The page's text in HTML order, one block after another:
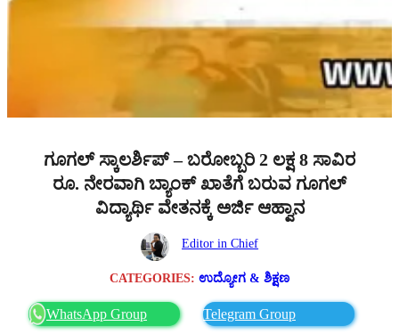
ಗೂಗಲ್ ಸ್ಕಾಲರ್ಶಿಪ್ – ಬರೋಬ್ಬರಿ 2 ಲಕ್ಷ 8 ಸಾವಿರ
ರೂ. ನೇರವಾಗಿ ಬ್ಯಾಂಕ್ ಖಾತೆಗೆ ಬರುವ ಗೂಗಲ್
ವಿದ್ಯಾರ್ಥಿ ವೇತನಕ್ಕೆ ಅರ್ಜಿ ಆಹ್ವಾನ
Editor in Chief
CATEGORIES: ಉದ್ಯೋಗ & ಶಿಕ್ಷಣ
WhatsApp Group Telegram Group